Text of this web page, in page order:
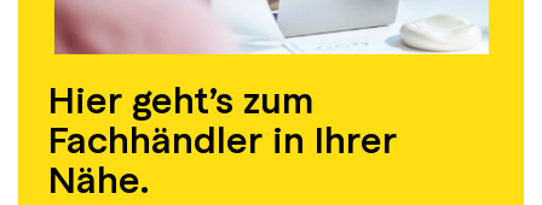
Hier geht’s zum
Fachhändler in Ihrer
Nähe.